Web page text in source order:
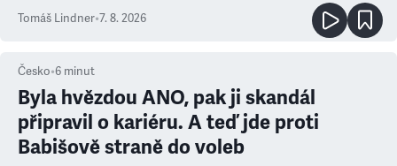
prioritu
Tomáš Lindner•7. 8. 2026
Česko•6 minut
Byla hvězdou ANO, pak ji skandál
připravil o kariéru. A teď jde proti
Babišově straně do voleb